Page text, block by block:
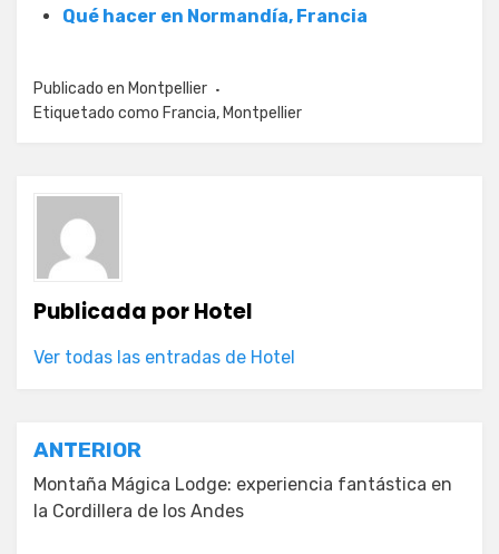
Qué hacer en Normandía, Francia
Publicado en Montpellier
Etiquetado como Francia, Montpellier
Publicada porHotel
Ver todas las entradas de Hotel
Navegación
de
entradas
ANTERIOR
Montaña Mágica Lodge: experiencia fantástica en
la Cordillera de los Andes